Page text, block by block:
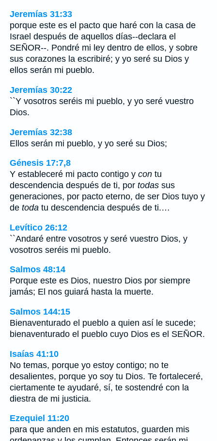
Jeremías 31:33
porque este es el pacto que haré con la casa de
Israel después de aquellos días--declara el
SEÑOR--. Pondré mi ley dentro de ellos, y sobre
sus corazones la escribiré; y yo seré su Dios y
ellos serán mi pueblo.
Jeremías 30:22
``Y vosotros seréis mi pueblo, y yo seré vuestro
Dios.
Jeremías 32:38
Ellos serán mi pueblo, y yo seré su Dios;
Génesis 17:7,8
Y estableceré mi pacto contigo y con tu
descendencia después de ti, por todas sus
generaciones, por pacto eterno, de ser Dios tuyo y
de toda tu descendencia después de ti.…
Levítico 26:12
``Andaré entre vosotros y seré vuestro Dios, y
vosotros seréis mi pueblo.
Salmos 48:14
Porque este es Dios, nuestro Dios por siempre
jamás; El nos guiará hasta la muerte.
Salmos 144:15
Bienaventurado el pueblo a quien así le sucede;
bienaventurado el pueblo cuyo Dios es el SEÑOR.
Isaías 41:10
No temas, porque yo estoy contigo; no te
desalientes, porque yo soy tu Dios. Te fortaleceré,
ciertamente te ayudaré, sí, te sostendré con la
diestra de mi justicia.
Ezequiel 11:20
para que anden en mis estatutos, guarden mis